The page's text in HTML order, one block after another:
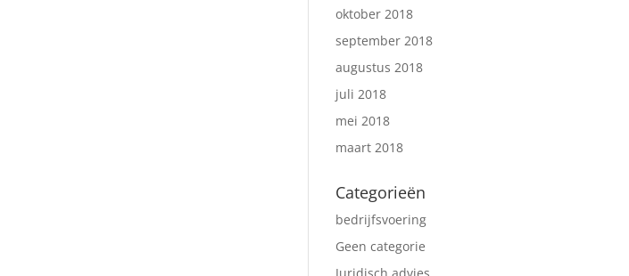
oktober 2018
september 2018
augustus 2018
juli 2018
mei 2018
maart 2018
Categorieën
bedrijfsvoering
Geen categorie